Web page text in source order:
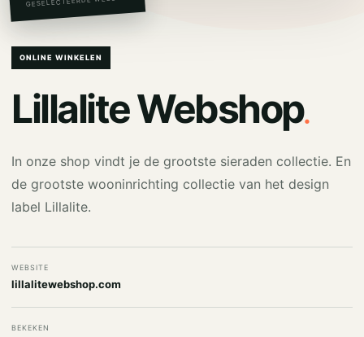
ONLINE WINKELEN
Lillalite Webshop.
In onze shop vindt je de grootste sieraden collectie. En
de grootste wooninrichting collectie van het design
label Lillalite.
WEBSITE
lillalitewebshop.com
BEKEKEN